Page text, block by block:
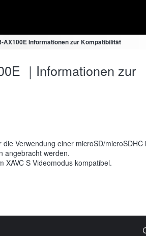
AX100E Informationen zur Kompatibilität
｜Informationen zur
Verwendung einer microSD/microSDHC
angebracht werden.
XAVC S Videomodus kompatibel.